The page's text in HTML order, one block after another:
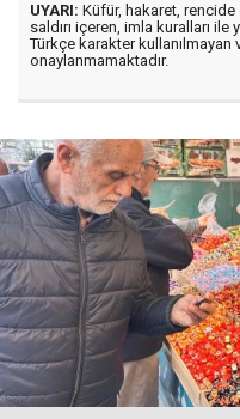
UYARI: Küfür, hakaret,
saldırı içeren, imla kuralları ile
Türkçe karakter kullanılmayan
onaylanmamaktadır.